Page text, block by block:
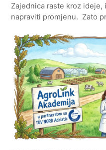
Zajednica raste kroz
napraviti promjenu. Zato